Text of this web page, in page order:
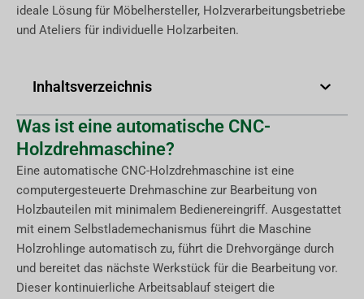
ideale Lösung für Möbelhersteller, Holzverarbeitungsbetriebe
und Ateliers für individuelle Holzarbeiten.
Inhaltsverzeichnis
Was ist eine automatische CNC-
Holzdrehmaschine?
Eine automatische CNC-Holzdrehmaschine ist eine
computergesteuerte Drehmaschine zur Bearbeitung von
Holzbauteilen mit minimalem Bedienereingriff. Ausgestattet
mit einem Selbstlademechanismus führt die Maschine
Holzrohlinge automatisch zu, führt die Drehvorgänge durch
und bereitet das nächste Werkstück für die Bearbeitung vor.
Dieser kontinuierliche Arbeitsablauf steigert die